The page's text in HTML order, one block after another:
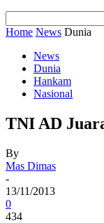
Home News Dunia
News
Dunia
Hankam
Nasional
TNI AD
By
Mas Dimas
-
13/11/2013
0
434